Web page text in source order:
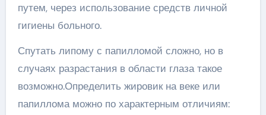
путем, через использование средств личной
гигиены больного.
Спутать липому с папилломой сложно, но в
случаях разрастания в области глаза такое
возможно.Определить жировик на веке или
папиллома можно по характерным отличиям: